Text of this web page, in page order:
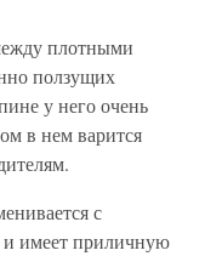
плотными
ползущих
у него очень
в нем варится
с
и имеет приличную